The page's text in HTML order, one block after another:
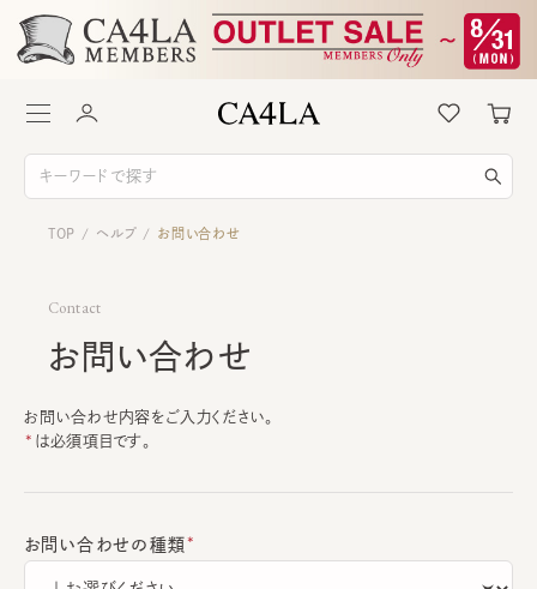
TOP / ヘルプ / お問い合わせ
Contact
お問い合わせ
お問い合わせ内容をご入力ください。
は必須項目です。
お問い合わせの種類